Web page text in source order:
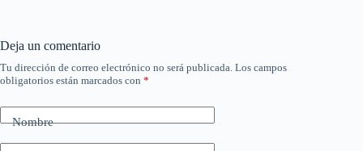
Deja un comentario
Tu dirección de correo electrónico no será publicada. Los campos
obligatorios están marcados con *
Nombre